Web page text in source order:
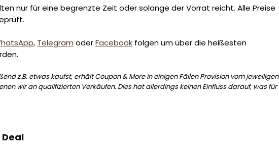
nur für eine begrenzte Zeit oder solange der Vorrat reicht. Alle Preise
, Telegram oderFacebook folgen um über die heißesten
z.B. etwas kaufst, erhält Coupon & More in einigen Fällen Provision vom jeweiligen
wir an qualifizierten Verkäufen. Dies hat allerdings keinen Einfluss darauf, was für